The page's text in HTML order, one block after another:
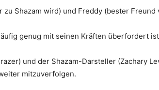
Shazam wird) und Freddy (bester Freund
genug mit seinen Kräften überfordert
und der Shazam-Darsteller (Zachary
mitzuverfolgen.